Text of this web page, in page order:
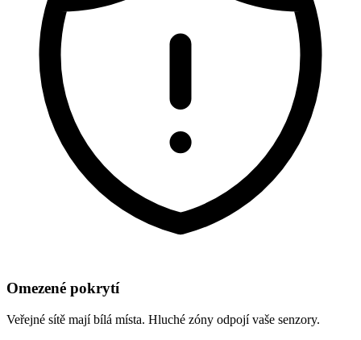
Omezené pokrytí
Veřejné sítě mají bílá místa. Hluché zóny odpojí vaše senzory.